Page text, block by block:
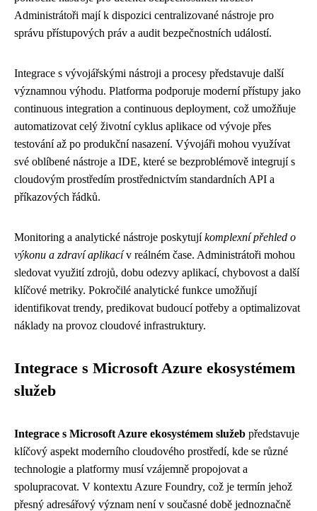
Administrátoři mají k dispozici centralizované nástroje pro
správu přístupových práv a audit bezpečnostních událostí.
Integrace s vývojářskými nástroji a procesy představuje další
významnou výhodu. Platforma podporuje moderní přístupy jako
continuous integration a continuous deployment, což umožňuje
automatizovat celý životní cyklus aplikace od vývoje přes
testování až po produkční nasazení. Vývojáři mohou využívat
své oblíbené nástroje a IDE, které se bezproblémově integrují s
cloudovým prostředím prostřednictvím standardních API a
příkazových řádků.
Monitoring a analytické nástroje poskytujíkomplexní přehled o
výkonu a zdraví aplikacív reálném čase. Administrátoři mohou
sledovat využití zdrojů, dobu odezvy aplikací, chybovost a další
klíčové metriky. Pokročilé analytické funkce umožňují
identifikovat trendy, predikovat budoucí potřeby a optimalizovat
náklady na provoz cloudové infrastruktury.
Integrace s Microsoft Azure ekosystémem
služeb
Integrace s Microsoft Azure ekosystémem služeb představuje
klíčový aspekt moderního cloudového prostředí, kde se různé
technologie a platformy musí vzájemně propojovat a
spolupracovat. V kontextu Azure Foundry, což je termín jehož
přesný adresářový význam není v současné době jednoznačně